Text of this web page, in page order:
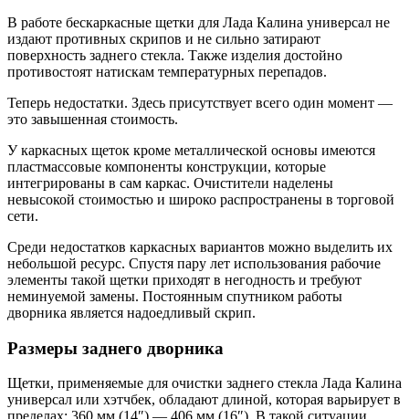
В работе бескаркасные щетки для Лада Калина универсал не
издают противных скрипов и не сильно затирают
поверхность заднего стекла. Также изделия достойно
противостоят натискам температурных перепадов.
Теперь недостатки. Здесь присутствует всего один момент —
это завышенная стоимость.
У каркасных щеток кроме металлической основы имеются
пластмассовые компоненты конструкции, которые
интегрированы в сам каркас. Очистители наделены
невысокой стоимостью и широко распространены в торговой
сети.
Среди недостатков каркасных вариантов можно выделить их
небольшой ресурс. Спустя пару лет использования рабочие
элементы такой щетки приходят в негодность и требуют
неминуемой замены. Постоянным спутником работы
дворника является надоедливый скрип.
Размеры заднего дворника
Щетки, применяемые для очистки заднего стекла Лада Калина
универсал или хэтчбек, обладают длиной, которая варьирует в